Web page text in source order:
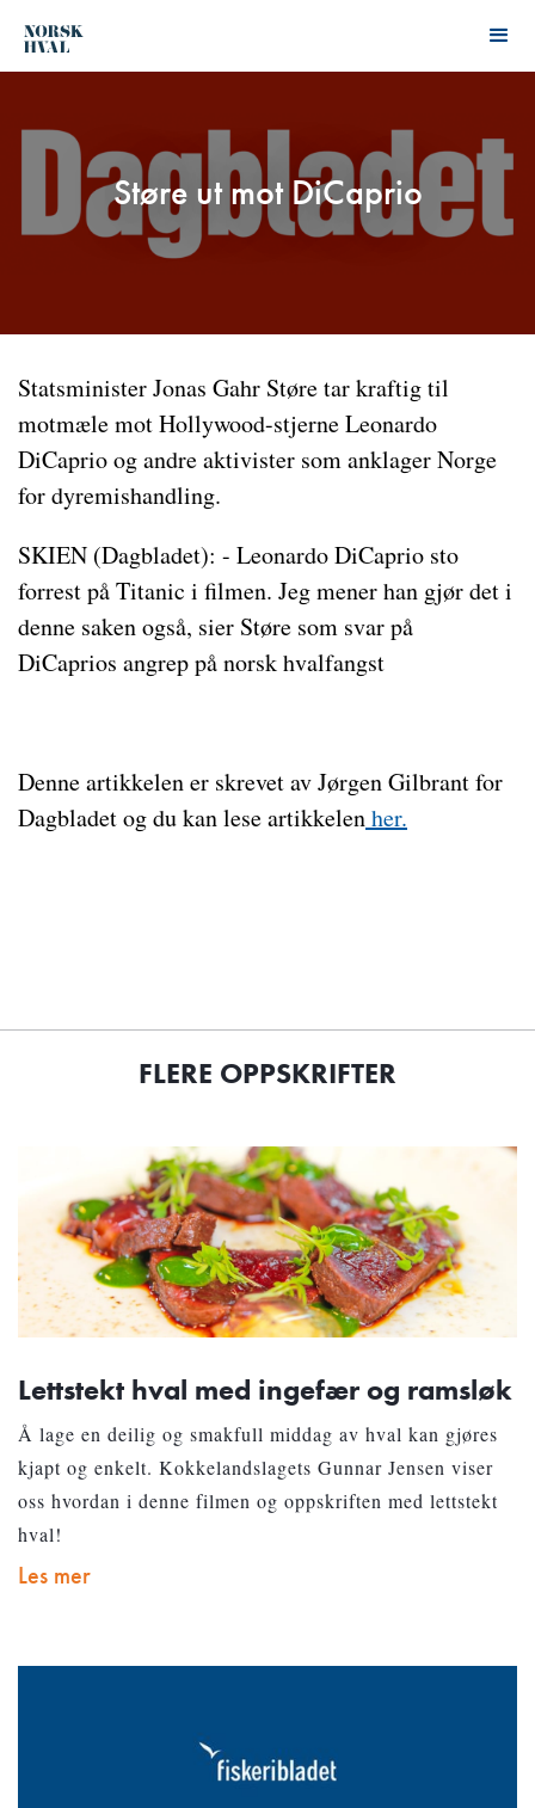
Støre ut mot DiCaprio
Statsminister Jonas Gahr Støre tar kraftig til
motmæle mot Hollywood-stjerne Leonardo
DiCaprio og andre aktivister som anklager Norge
for dyremishandling.
SKIEN (Dagbladet): - Leonardo DiCaprio sto
forrest på Titanic i filmen. Jeg mener han gjør det i
denne saken også, sier Støre som svar på
DiCaprios angrep på norsk hvalfangst
Denne artikkelen er skrevet av Jørgen Gilbrant for
Dagbladet og du kan lese artikkelenher.
FLERE OPPSKRIFTER
Lettstekt hval med ingefær og ramsløk
Å lage en deilig og smakfull middag av hval kan gjøres
kjapt og enkelt. Kokkelandslagets Gunnar Jensen viser
oss hvordan i denne filmen og oppskriften med lettstekt
hval!
Les mer